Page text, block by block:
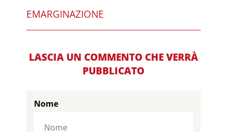
EMARGINAZIONE
LASCIA UN COMMENTO CHE VERRÀ
PUBBLICATO
Nome